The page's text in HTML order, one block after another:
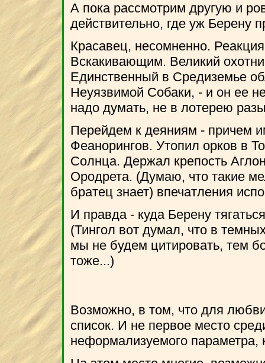
А пока рассмотрим другую и
действительно, где уж Берену
Красавец, несомненно.
Вскакивающим. Великий
Единственный в Средиземье
Неуязвимой Собаки, - и он ее
надо думать, не в лотерею
Перейдем к деяниям - причем
Феанорингов. Утопил орков в
Солнца. Держал крепость
Ородрета. (Думаю, что такие
братец знает) впечатления
И правда - куда Берену
(Тингол вот думал, что в
мы не будем цитировать, тем
тоже...)
Возможно, в том, что для
список. И не первое место
неформализуемого параметра,